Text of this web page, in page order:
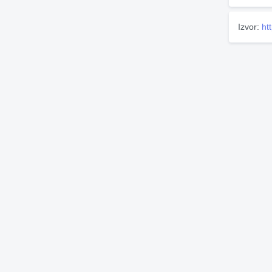
Izvor: